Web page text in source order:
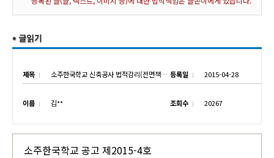
제목 소주한국학교 신축공사 법적감리(전면책임감리) 업체 선정 공고 등록일 2015-04-28
이름 김** 조회수 20267
소주한국학교 공고 제2015-4호